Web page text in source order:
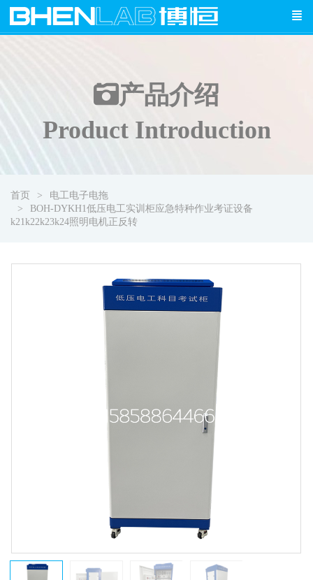
产品介绍
Product Introduction
首页
电工电子电拖
BOH-DYKH1低压电工实训柜应急特种作业考证设备
k21k22k23k24照明电机正反转